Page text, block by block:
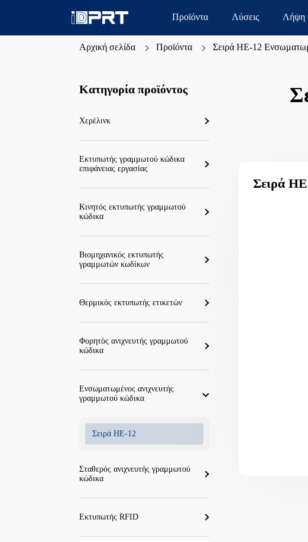
Προϊόντα Λύσεις Λήψη
Αρχική σελίδα Προϊόντα Σειρά HE-12
Κατηγορία προϊόντος
Χερέλινκ
Εκτυπωτής γραμμωτού κώδικα
επιφάνειας εργασίας
Κινητός εκτυπωτής γραμμωτού
κώδικα
Βιομηχανικός εκτυπωτής
γραμμωτών κωδίκων
Θερμικός εκτυπωτής ετικετών
Φορητός ανιχνευτής γραμμωτού
κώδικα
Ενσωματωμένος ανιχνευτής
γραμμωτού κώδικα
Σειρά HE-12
Σταθερός ανιχνευτής γραμμωτού
κώδικα
Εκτυπωτής RFID
Σειρά